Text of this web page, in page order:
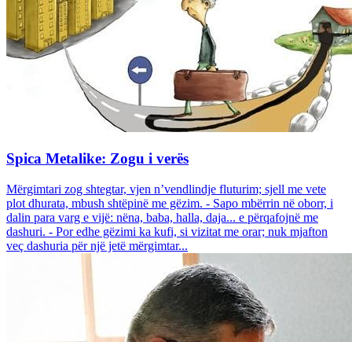
Spica Metalike: Zogu i verës
Mërgimtari zog shtegtar, vjen n’vendlindje fluturim; sjell me vete
plot dhurata, mbush shtëpinë me gëzim. - Sapo mbërrin në oborr, i
dalin para varg e vijë: nëna, baba, halla, daja... e përqafojnë me
dashuri. - Por edhe gëzimi ka kufi, si vizitat me orar; nuk mjafton
veç dashuria për një jetë mërgimtar...